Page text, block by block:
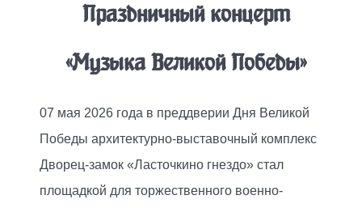
Праздничный концерт
«Музыка Великой Победы»
07 мая 2026 года в преддверии Дня Великой
Победы архитектурно-выставочный комплекс
Дворец-замок «Ласточкино гнездо» стал
площадкой для торжественного военно-